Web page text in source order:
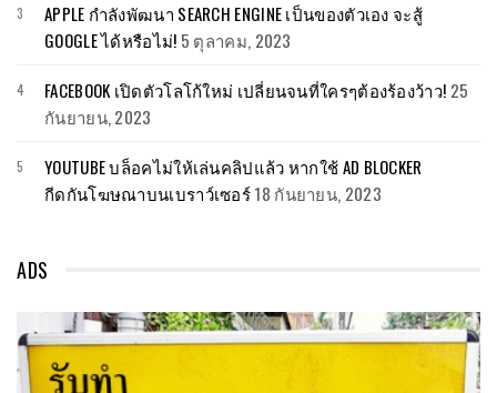
APPLE กำลังพัฒนา SEARCH ENGINE เป็นของตัวเอง จะสู้
GOOGLE ได้หรือไม่! 5 ตุลาคม, 2023
FACEBOOK เปิดตัวโลโก้ใหม่ เปลี่ยนจนที่ใครๆต้องร้องว้าว! 25
กันยายน, 2023
YOUTUBE บล็อคไม่ให้เล่นคลิปแล้ว หากใช้ AD BLOCKER
กีดกันโฆษณาบนเบราว์เซอร์18 กันยายน, 2023
ADS